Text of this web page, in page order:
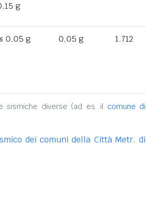
g
0,05 g 0,05 g 1.712
sismiche diverse (ad es. il comune di
dei comuni della Città Metr. di